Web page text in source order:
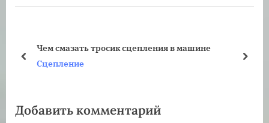
д
а
а
д
з
Чем смазать тросик сцепления в машине
Сцепление
пред
Добавить комментарий